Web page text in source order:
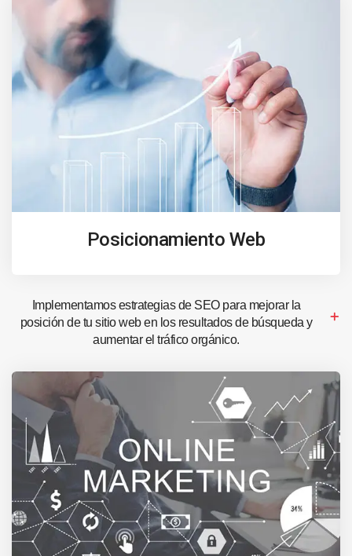
Posicionamiento Web
Implementamos estrategias de SEO para mejorar la
posición de tu sitio web en los resultados de búsqueda y
aumentar el tráfico orgánico.